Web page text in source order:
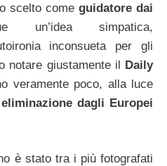
scelto come guidatore dai
un’idea simpatica,
inconsueta per gli
notare giustamente il Daily
veramente poco, alla luce
eliminazione dagli Europei
è stato tra i più fotografati